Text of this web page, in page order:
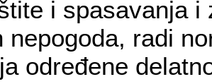
i spasavanja
nepogoda, radi
određene